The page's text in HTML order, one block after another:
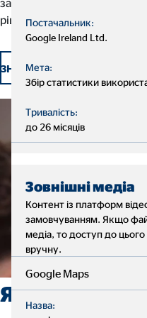
завдання – допомагати їм
рішення та досягати
більше та
Які
Постачальник:
Google Ireland Ltd.
Мета:
Збір статистики
Тривалість:
до 26 місяців
Зовнішні медіа
Контент із платформ
замовчуванням. Якщо
медіа, то доступ до
вручну.
Google Maps
Назва: